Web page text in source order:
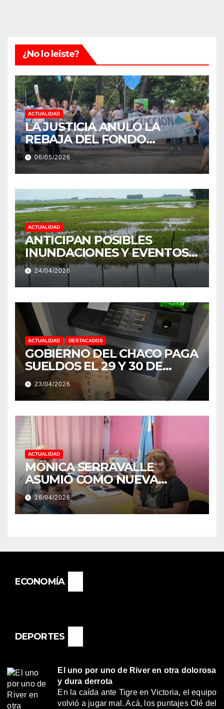
¿No lo leiste?
ACTUALIDAD
LA JUSTICIA ANULÓ LA
REBAJA DEL FONDO
ESTÍMULO A EMPLEADOS DE
PRODUCCIÓN DE LA
PROVINCIA DEL CHACO
06/05/2026
ACTUALIDAD
ANTICIPAN POSIBLES
INUNDACIONES Y EVENTOS
EXTREMOS: “PODRÍA SER UN
NIÑO MUY IMPORTANTE”
24/04/2026
ACTUALIDAD DESTACADOS
GOBIERNO DEL CHACO PAGA
SUELDOS EL 29 Y 30 DE
ABRIL, CON EL 2% DE
AUMENTO
23/04/2026
ACTUALIDAD
MÓNICA SERRAVALLE
ASUMIÓ COMO NUEVA
DIRECTORA DEL E.E.S. N° 82
«RENÉ FAVALORO» DE
BASAIL.
16/04/2026
ECONOMÍA
DEPORTES
El uno por uno de River en otra dolorosa
y dura derrota
En la caída ante Tigre en Victoria, el equipo
volvió a jugar mal. Acá, los puntajes Olé del